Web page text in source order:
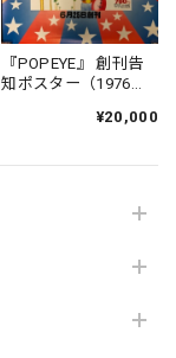
『POPEYE』 創刊告
知ポスター（1976
¥20,000